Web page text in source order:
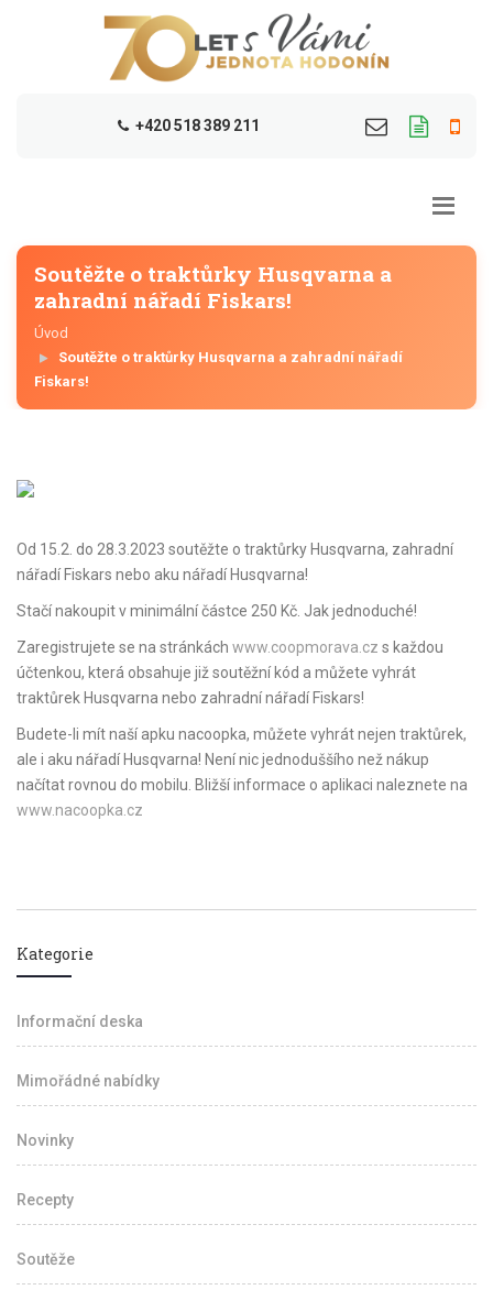
+420 518 389 211
Soutěžte o traktůrky Husqvarna a
zahradní nářadí Fiskars!
Úvod
Soutěžte o traktůrky Husqvarna a zahradní nářadí
Fiskars!
Od 15.2. do 28.3.2023 soutěžte o traktůrky Husqvarna, zahradní
nářadí Fiskars nebo aku nářadí Husqvarna!
Stačí nakoupit v minimální částce 250 Kč. Jak jednoduché!
Zaregistrujete se na stránkách www.coopmorava.cz s každou
účtenkou, která obsahuje již soutěžní kód a můžete vyhrát
traktůrek Husqvarna nebo zahradní nářadí Fiskars!
Budete-li mít naší apku nacoopka, můžete vyhrát nejen traktůrek,
ale i aku nářadí Husqvarna! Není nic jednoduššího než nákup
načítat rovnou do mobilu. Bližší informace o aplikaci naleznete na
www.nacoopka.cz
Kategorie
Informační deska
Mimořádné nabídky
Novinky
Recepty
Soutěže